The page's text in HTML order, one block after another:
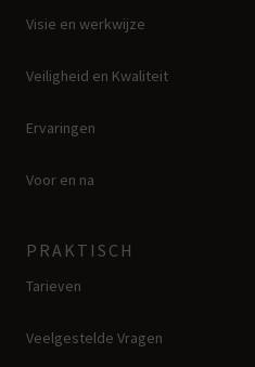
Visie en werkwijze
Veiligheid en Kwaliteit
Ervaringen
Voor en na
PRAKTISCH
Tarieven
Veelgestelde Vragen